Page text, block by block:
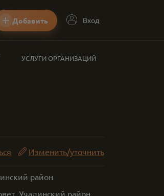
Добавить Вход
УСЛУГИ ОРГАНИЗАЦИЙ
Изменить/уточнить
район
Учалинский район,